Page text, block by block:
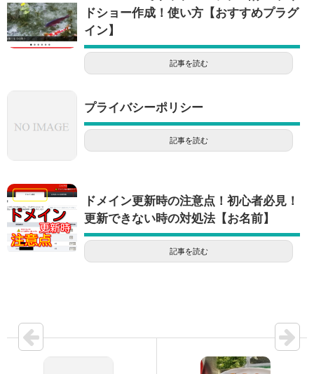
ドショー作成！使い方【おすすめプラグ
イン】
記事を読む
プライバシーポリシー
記事を読む
ドメイン更新時の注意点！初心者必見！
更新できない時の対処法【お名前】
記事を読む